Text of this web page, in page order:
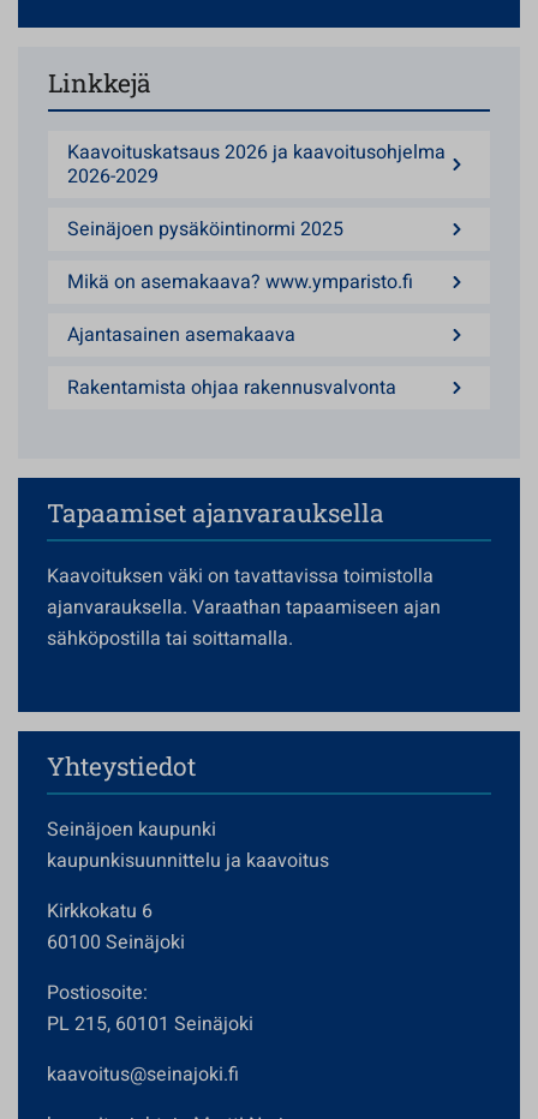
Linkkejä
Kaavoituskatsaus 2026 ja kaavoitusohjelma
2026-2029
Seinäjoen pysäköintinormi 2025
Mikä on asemakaava? www.ymparisto.fi
Ajantasainen asemakaava
Rakentamista ohjaa rakennusvalvonta
Tapaamiset ajanvarauksella
Kaavoituksen väki on tavattavissa toimistolla
ajanvarauksella. Varaathan tapaamiseen ajan
sähköpostilla tai soittamalla.
Yhteystiedot
Seinäjoen kaupunki
kaupunkisuunnittelu ja kaavoitus
Kirkkokatu 6
60100 Seinäjoki
Postiosoite:
PL 215, 60101 Seinäjoki
kaavoitus@seinajoki.fi